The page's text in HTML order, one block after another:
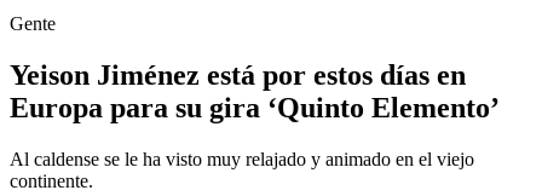
Gente
Yeison Jiménez está por estos días en
Europa para su gira ‘Quinto Elemento’
Al caldense se le ha visto muy relajado y animado en el viejo
continente.